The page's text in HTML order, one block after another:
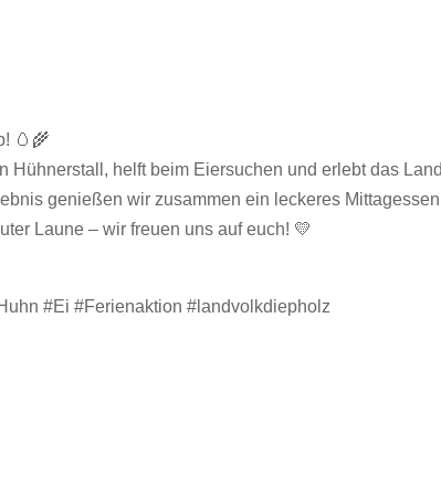
🥚🌾
Hühnerstall, helft beim Eiersuchen und erlebt das
genießen wir zusammen ein leckeres
Laune – wir freuen uns auf euch! 💛
#Ei #Ferienaktion #landvolkdiepholz